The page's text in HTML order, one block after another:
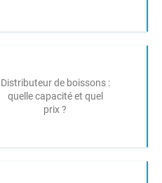
Distributeur de boissons :
quelle capacité et quel
prix ?